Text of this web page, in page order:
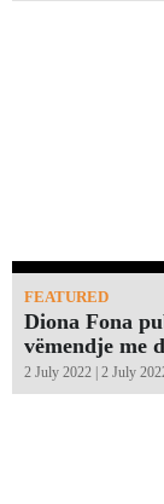
FEATURED
Diona Fona
vëmendje me
2 July 2022 | 2 July